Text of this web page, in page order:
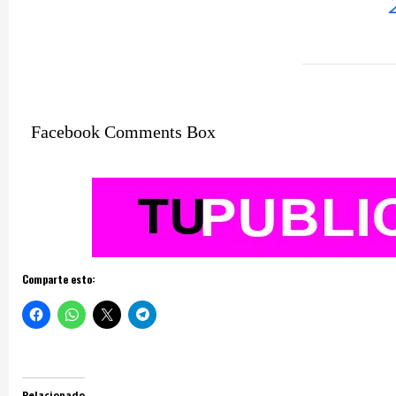
Facebook Comments Box
Comparte esto: